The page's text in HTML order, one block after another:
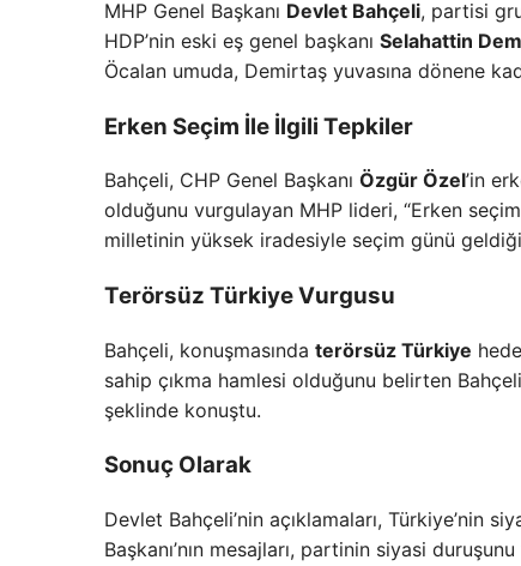
MHP Genel Başkanı Devlet Bahçeli, partisi
HDP’nin eski eş genel başkanı Selahattin
Öcalan umuda, Demirtaş yuvasına dönene
Erken Seçim İle İlgili Tepkiler
Bahçeli, CHP Genel Başkanı Özgür Özel’in
olduğunu vurgulayan MHP lideri, “Erken
milletinin yüksek iradesiyle seçim günü
Terörsüz Türkiye Vurgusu
Bahçeli, konuşmasında terörsüz Türkiye
sahip çıkma hamlesi olduğunu belirten
şeklinde konuştu.
Sonuç Olarak
Devlet Bahçeli’nin açıklamaları, Türkiye’nin
Başkanı’nın mesajları, partinin siyasi